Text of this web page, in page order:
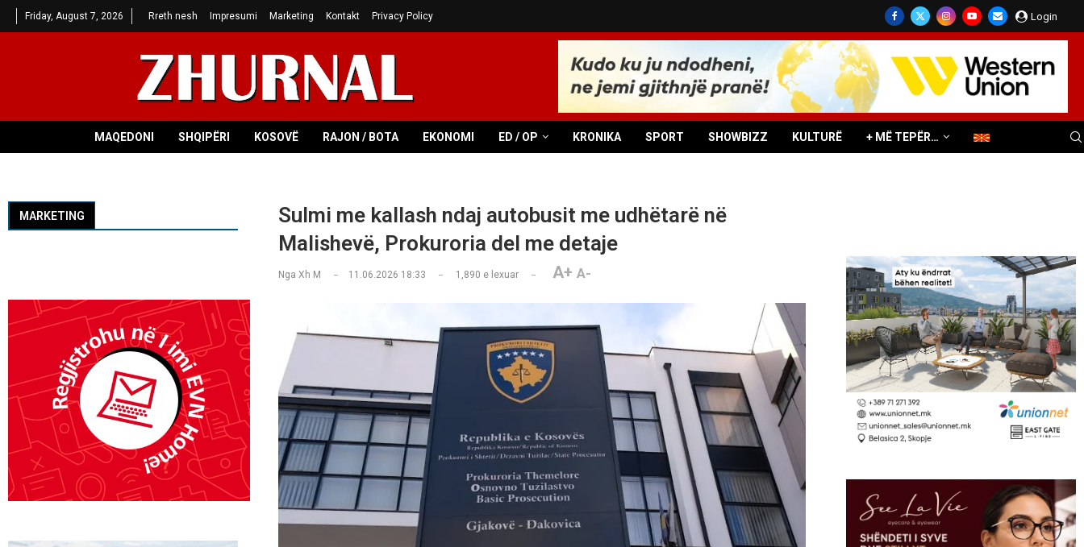
Friday, August 7, 2026 Rreth nesh Impresumi Marketing Kontakt Privacy Policy Login
MAQEDONI SHQIPËRI KOSOVË RAJON / BOTA EKONOMI ED / OP KRONIKA SPORT SHOWBIZZ KULTURË + MË TEPËR…
Sulmi me kallash ndaj autobusit me udhëtarë në
Malishevë, Prokuroria del me detaje
Nga Xh M 11.06.2026 18:33 1,890 e lexuar A+ A-
MARKETING